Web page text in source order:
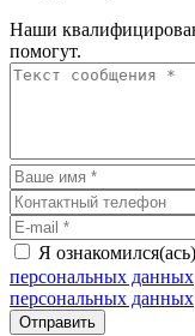
Наши
помогут.
Я
персональных данных
персональных данных
Отправить